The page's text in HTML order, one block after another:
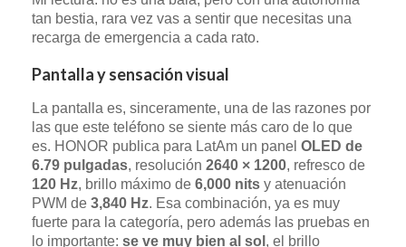
tan bestia, rara vez vas a sentir que necesitas una
recarga de emergencia a cada rato.
Pantalla y sensación visual
La pantalla es, sinceramente, una de las razones por
las que este teléfono se siente más caro de lo que
es. HONOR publica para LatAm un panel OLED de
6.79 pulgadas, resolución 2640 × 1200, refresco de
120 Hz, brillo máximo de 6,000 nits y atenuación
PWM de 3,840 Hz. Esa combinación, ya es muy
fuerte para la categoría, pero además las pruebas en
lo importante: se ve muy bien al sol , el brillo